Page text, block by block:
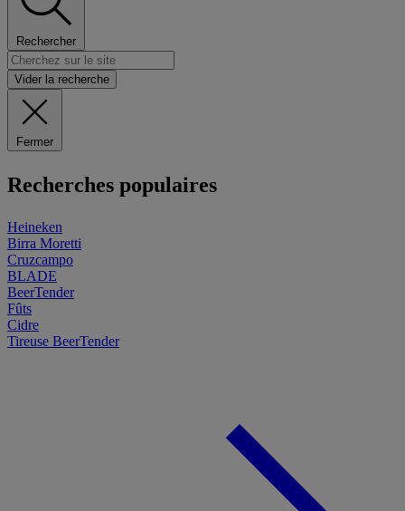
Rechercher
Vider la recherche
Fermer
Recherches populaires
Heineken
Birra Moretti
Cruzcampo
BLADE
BeerTender
Fûts
Cidre
Tireuse BeerTender